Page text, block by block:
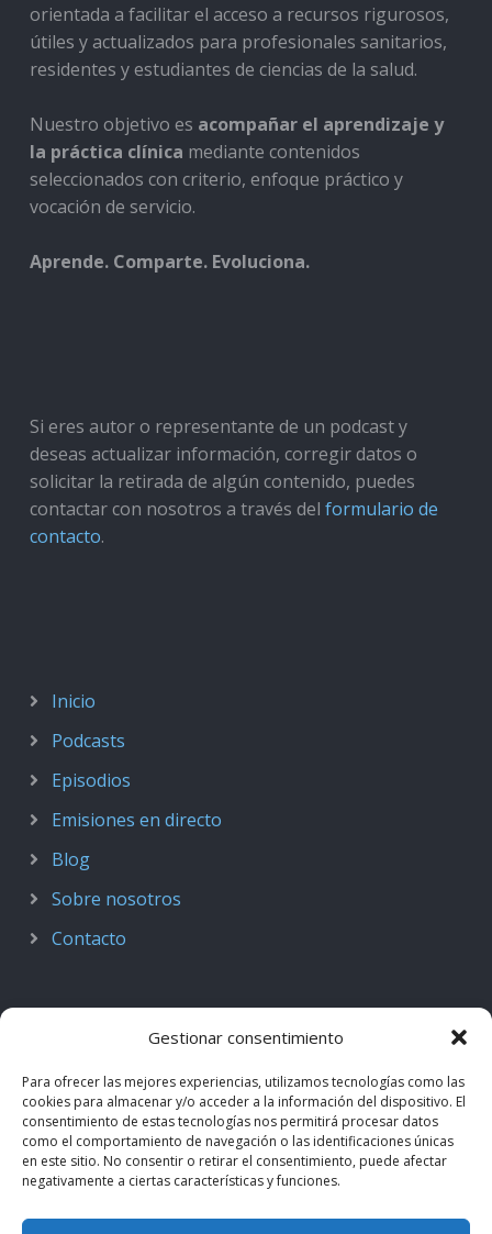
Gestionar consentimiento
Para ofrecer las mejores experiencias, utilizamos tecnologías como las
cookies para almacenar y/o acceder a la información del dispositivo. El
consentimiento de estas tecnologías nos permitirá procesar datos
como el comportamiento de navegación o las identificaciones únicas
en este sitio. No consentir o retirar el consentimiento, puede afectar
negativamente a ciertas características y funciones.
orientada a facilitar el acceso a recursos rigurosos,
útiles y actualizados para profesionales sanitarios,
residentes y estudiantes de ciencias de la salud.
Nuestro objetivo es acompañar el aprendizaje y
la práctica clínica mediante contenidos
seleccionados con criterio, enfoque práctico y
vocación de servicio.
Aprende. Comparte. Evoluciona.
Si eres autor o representante de un podcast y
deseas actualizar información, corregir datos o
solicitar la retirada de algún contenido, puedes
contactar con nosotros a través del formulario de
contacto.
Inicio
Podcasts
Episodios
Emisiones en directo
Blog
Sobre nosotros
Contacto